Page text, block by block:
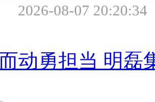
2026-08-07 20:20:34
动勇担当 明